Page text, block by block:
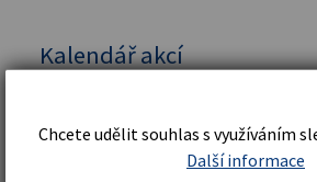
Kalendář akcí
Organizační řád a struktura
Chcete udělit souhlas s využíváním
Další informace